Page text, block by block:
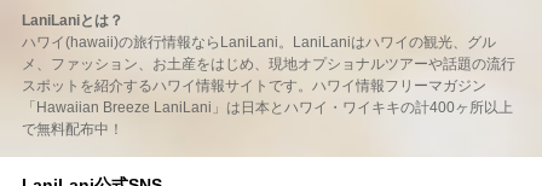
LaniLaniとは？
ハワイ(hawaii)の旅行情報ならLaniLani。LaniLaniはハワイの観光、グル
メ、ファッション、お土産をはじめ、現地オプショナルツアーや話題の流行
スポットを紹介するハワイ情報サイトです。ハワイ情報フリーマガジン
「Hawaiian Breeze LaniLani」は日本とハワイ・ワイキキの計400ヶ所以上
で無料配布中！